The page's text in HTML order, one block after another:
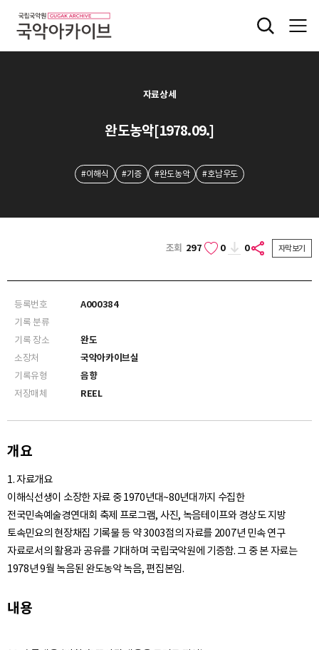
자료상세
완도농악[1978.09.]
#이해식 #기증 #완도농악 #호남우도
조회 297 0 0 자막보기
등록번호
A000384
기록 분류
기록 장소
완도
소장처
국악아카이브실
기록유형
음향
저장매체
REEL
개요
1. 자료개요
이해식선생이 소장한 자료 중 1970년대~80년대까지 수집한
전국민속예술경연대회 축제 프로그램, 사진, 녹음테이프와 경상도 지방
토속민요의 현장채집 기록물 등 약 3003점의 자료를 2007년 민속 연구
자료로서의 활용과 공유를 기대하며 국립국악원에 기증함. 그 중 본 자료는
1978년 9월 녹음된 완도농악 녹음, 편집본임.
내용